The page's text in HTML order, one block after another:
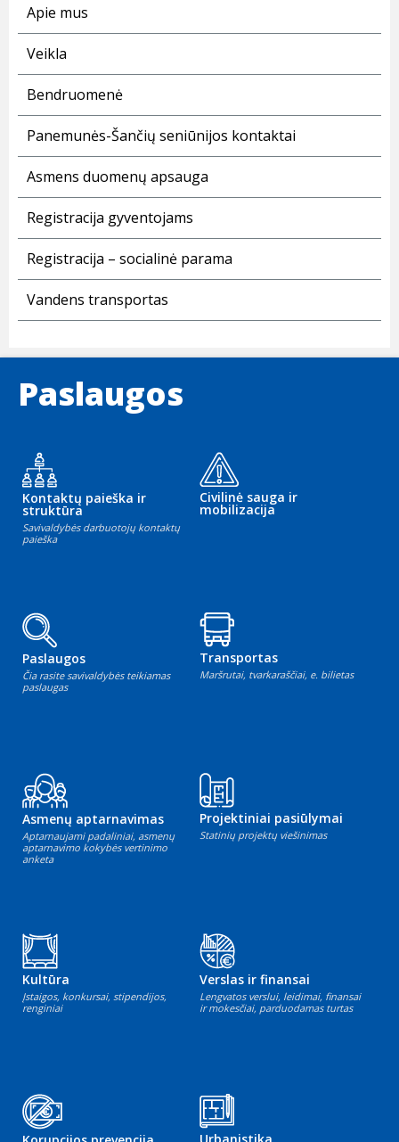
Apie mus
Veikla
Bendruomenė
Panemunės-Šančių seniūnijos kontaktai
Asmens duomenų apsauga
Registracija gyventojams
Registracija – socialinė parama
Vandens transportas
Paslaugos
Kontaktų paieška ir
struktūra
Savivaldybės darbuotojų kontaktų
paieška
Civilinė sauga ir
mobilizacija
Paslaugos
Čia rasite savivaldybės teikiamas
paslaugas
Transportas
Maršrutai, tvarkaraščiai, e. bilietas
Asmenų aptarnavimas
Aptarnaujami padaliniai, asmenų
aptarnavimo kokybės vertinimo
anketa
Projektiniai pasiūlymai
Statinių projektų viešinimas
Kultūra
Įstaigos, konkursai, stipendijos,
renginiai
Verslas ir finansai
Lengvatos verslui, leidimai, finansai
ir mokesčiai, parduodamas turtas